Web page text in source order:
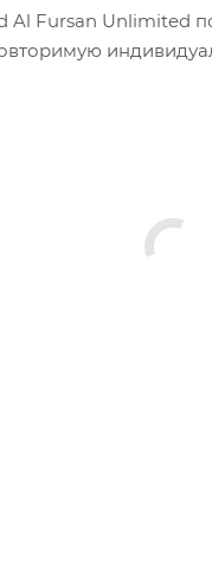
Fursan Unlimited